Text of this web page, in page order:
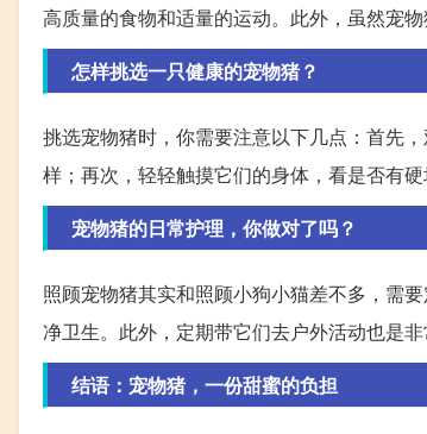
高质量的食物和适量的运动。此外，虽然宠
怎样挑选一只健康的宠物猪？
挑选宠物猪时，你需要注意以下几点：首先
样；再次，轻轻触摸它们的身体，看是否有
宠物猪的日常护理，你做对了吗？
照顾宠物猪其实和照顾小狗小猫差不多，需
净卫生。此外，定期带它们去户外活动也是
结语：宠物猪，一份甜蜜的负担